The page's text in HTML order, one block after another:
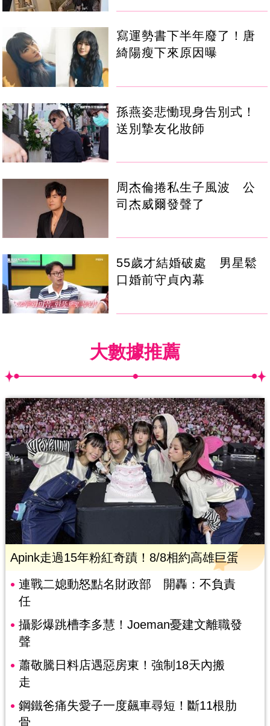
寫運勢書下半年廢了！唐
綺陽瘦下來原因曝
孫燕姿悲慟現身告別式！
送別摯友化妝師
周杰倫捲私生子風波 公
司杰威爾發聲了
55歲才結婚破處 男星鬆
口婚前守貞內幕
大數據推薦
Apink走過15年粉紅奇蹟！8/8相約高雄巨蛋
連戰二媳動怒點名財政部 開轟：不負責
任
攝影爆跳槽李多慧！Joeman憂建文離職發
聲
蕭敬騰日料店遇惡房東！強制18天內搬
走
鋼鐵爸痛失愛子一度飆車尋短！斷11根肋
骨